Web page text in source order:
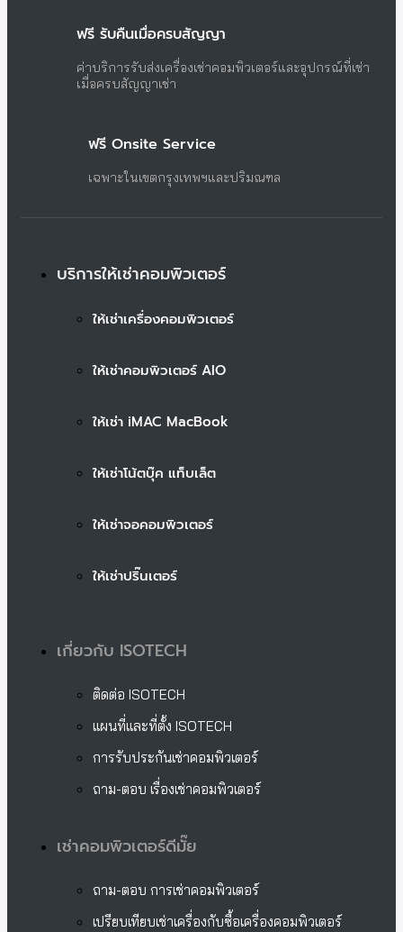
ฟรี รับคืนเมื่อครบสัญญา
ค่าบริการรับส่งเครื่องเช่าคอมพิวเตอร์และอุปกรณ์ที่เช่า
เมื่อครบสัญญาเช่า
ฟรี Onsite Service
เฉพาะในเขตกรุงเทพฯและปริมณฑล
บริการให้เช่าคอมพิวเตอร์
ให้เช่าเครื่องคอมพิวเตอร์
ให้เช่าคอมพิวเตอร์ AIO
ให้เช่า iMAC MacBook
ให้เช่าโน้ตบุ๊ค แท็บเล็ต
ให้เช่าจอคอมพิวเตอร์
ให้เช่าปริ๊นเตอร์
เกี่ยวกับ ISOTECH
ติดต่อ ISOTECH
แผนที่และที่ตั้ง ISOTECH
การรับประกันเช่าคอมพิวเตอร์
ถาม-ตอบ เรื่องเช่าคอมพิวเตอร์
เช่าคอมพิวเตอร์ดีมั๊ย
ถาม-ตอบ การเช่าคอมพิวเตอร์
เปรียบเทียบเช่าเครื่องกับซื้อเครื่องคอมพิวเตอร์